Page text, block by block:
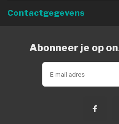
Contactgegevens
Abonneer je op